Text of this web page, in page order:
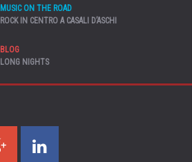
MUSIC ON THE ROAD
ROCK IN CENTRO A CASALI D’ASCHI
BLOG
LONG NIGHTS